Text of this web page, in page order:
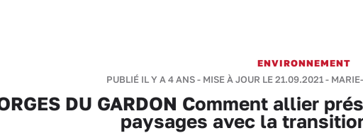
ENVIRONNEMENT
PUBLIÉ IL Y A 4 ANS - MISE À JOUR LE 21.09.2021 -
DU GARDON Comment allier
paysages avec la